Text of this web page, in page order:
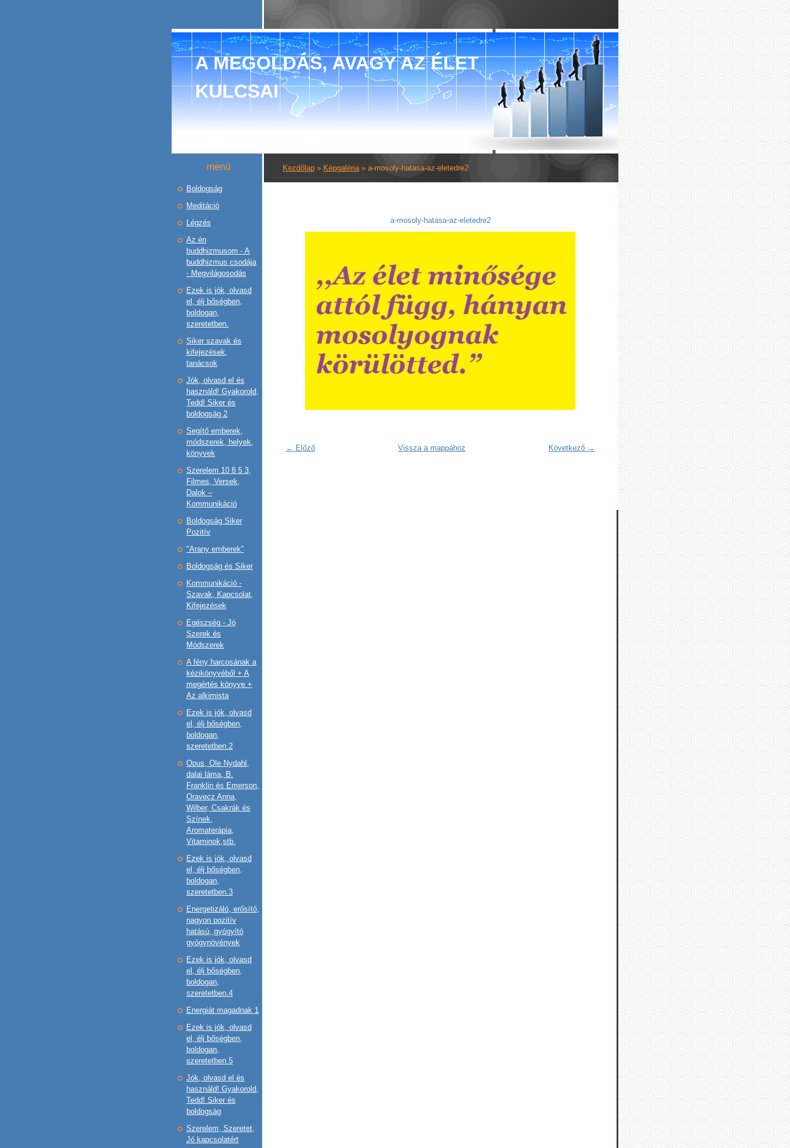
A MEGOLDÁS, AVAGY AZ ÉLET
KULCSAI
Kezdőlap » Képgaléria» a-mosoly-hatasa-az-eletedre2
a-mosoly-hatasa-az-eletedre2
← Előző Következő →
Vissza a mappához
menü
Boldogság
Meditáció
Légzés
Az én
buddhizmusom - A
buddhizmus csodája
- Megvilágosodás
Ezek is jók, olvasd
el, élj bőségben,
boldogan,
szeretetben.
Siker szavak és
kifejezések,
tanácsok
Jók, olvasd el és
használd! Gyakorold,
Tedd! Siker és
boldogság 2
Segítő emberek,
módszerek, helyek,
könyvek
Szerelem 10 8 5 3,
Filmes, Versek,
Dalok –
Kommunikáció
Boldogság Siker
Pozitív
"Arany emberek"
Boldogság és Siker
Kommunikáció -
Szavak, Kapcsolat,
Kifejezések
Egészség - Jó
Szerek és
Módszerek
A fény harcosának a
kézikönyvéből + A
megértés könyve +
Az alkimista
Ezek is jók, olvasd
el, élj bőségben,
boldogan,
szeretetben.2
Opus, Ole Nydahl,
dalai láma, B.
Franklin és Emerson,
Oravecz Anna,
Wilber, Csakrák és
Színek,
Aromaterápia,
Vitaminok,stb.
Ezek is jók, olvasd
el, élj bőségben,
boldogan,
szeretetben.3
Energetizáló, erősítő,
nagyon pozitív
hatású, gyógyító
gyógynövények
Ezek is jók, olvasd
el, élj bőségben,
boldogan,
szeretetben.4
Energiát magadnak 1
Ezek is jók, olvasd
el, élj bőségben,
boldogan,
szeretetben.5
Jók, olvasd el és
használd! Gyakorold,
Tedd! Siker és
boldogság
Szerelem, Szeretet,
Jó kapcsolatért